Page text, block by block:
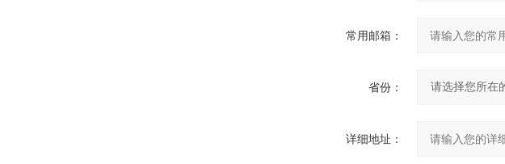
常用邮箱：
省份：
详细地址：